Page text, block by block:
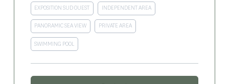
EXPOSITION SUD OUEST INDEPENDENT AREA
PANORAMIC SEA VIEW PRIVATE AREA
SWIMMING POOL